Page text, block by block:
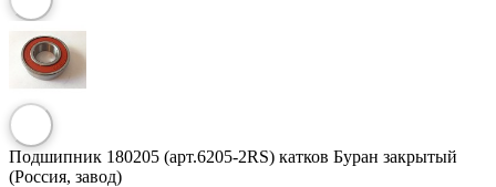
Подшипник 180205 (арт.6205-2RS) катков Буран закрытый
(Россия, завод)